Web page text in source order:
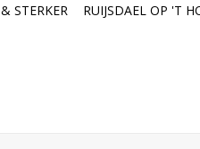
& STERKER RUIJSDAEL OP 'T